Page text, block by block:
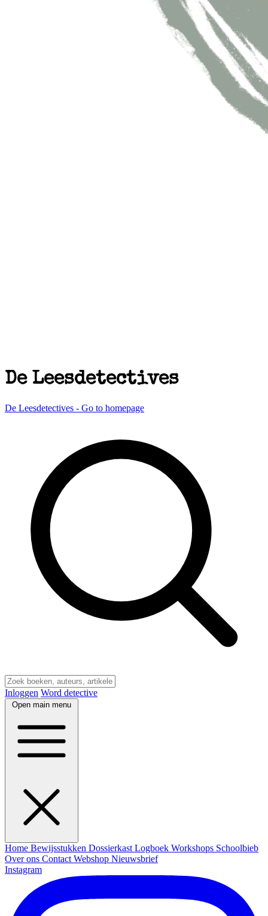
De Leesdetectives
De Leesdetectives - Go to homepage
Inloggen Word detective
Open main menu
Home Bewijsstukken Dossierkast Logboek Workshops Schoolbieb
Over ons Contact Webshop Nieuwsbrief
Instagram